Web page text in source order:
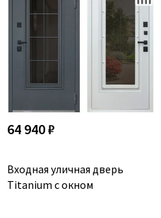
64 940 ₽
Входная уличная дверь
Titanium с окном